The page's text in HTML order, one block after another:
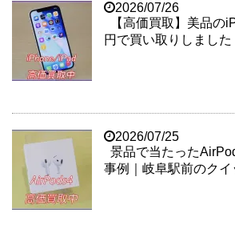
2026/07/26
【高価買取】美品の
円で買い取りしました
2026/07/25
景品で当たった
事例｜岐阜駅前のクイ